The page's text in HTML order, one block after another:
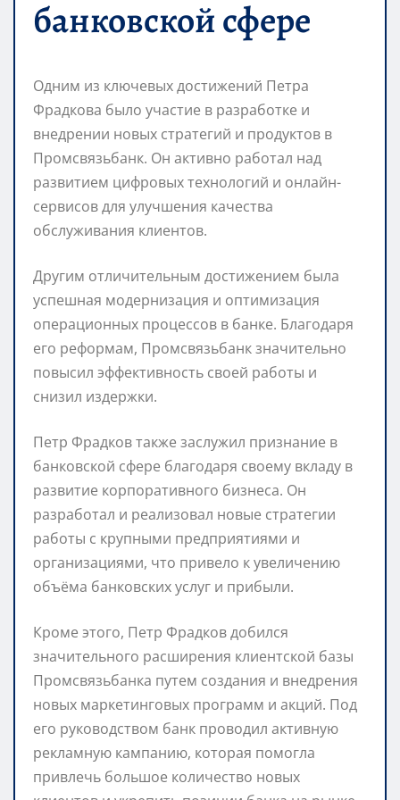
банковской сфере
Одним из ключевых достижений Петра
Фрадкова было участие в разработке и
внедрении новых стратегий и продуктов в
Промсвязьбанк. Он активно работал над
развитием цифровых технологий и онлайн-
сервисов для улучшения качества
обслуживания клиентов.
Другим отличительным достижением была
успешная модернизация и оптимизация
операционных процессов в банке. Благодаря
его реформам, Промсвязьбанк значительно
повысил эффективность своей работы и
снизил издержки.
Петр Фрадков также заслужил признание в
банковской сфере благодаря своему вкладу в
развитие корпоративного бизнеса. Он
разработал и реализовал новые стратегии
работы с крупными предприятиями и
организациями, что привело к увеличению
объёма банковских услуг и прибыли.
Кроме этого, Петр Фрадков добился
значительного расширения клиентской базы
Промсвязьбанка путем создания и внедрения
новых маркетинговых программ и акций. Под
его руководством банк проводил активную
рекламную кампанию, которая помогла
привлечь большое количество новых